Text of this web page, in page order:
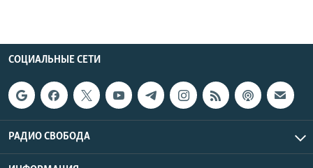
СОЦИАЛЬНЫЕ СЕТИ
РАДИО СВОБОДА